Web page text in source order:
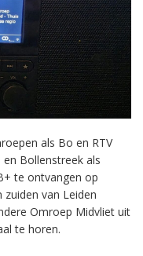
als Bo en RTV
Bollenstreek als
te ontvangen op
van Leiden
Omroep Midvliet uit
te horen.